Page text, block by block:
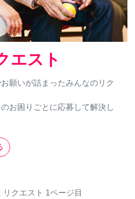
エスト
願いが詰まったみんなのリク
お困りごとに応募して解決し
リクエスト 1ページ目